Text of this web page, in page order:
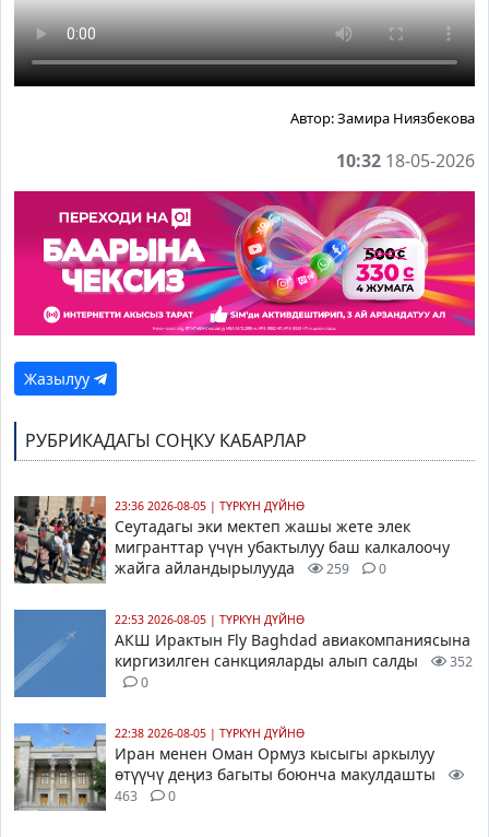
Автор:Замира Ниязбекова
10:32 18-05-2026
Жазылуу
РУБРИКАДАГЫ СОҢКУ КАБАРЛАР
23:36 2026-08-05 | ТҮРКҮН ДҮЙНӨ
Сеутадагы эки мектеп жашы жете элек
мигранттар үчүн убактылуу баш калкалоочу
жайга айландырылууда
259 0
22:53 2026-08-05 | ТҮРКҮН ДҮЙНӨ
АКШ Ирактын Fly Baghdad авиакомпаниясына
киргизилген санкцияларды алып салды
352
0
22:38 2026-08-05 | ТҮРКҮН ДҮЙНӨ
Иран менен Оман Ормуз кысыгы аркылуу
өтүүчү деңиз багыты боюнча макулдашты
463 0